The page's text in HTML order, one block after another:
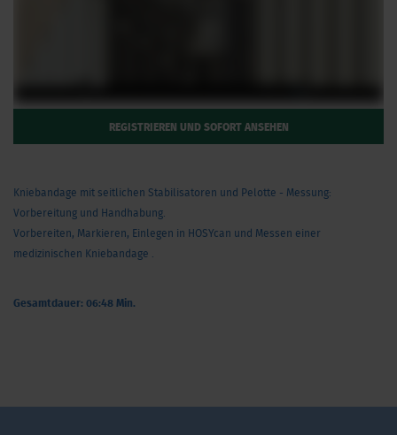
REGISTRIEREN UND SOFORT ANSEHEN
Kniebandage mit seitlichen Stabilisatoren und Pelotte - Messung:
Vorbereitung und Handhabung.
Vorbereiten, Markieren, Einlegen in HOSYcan und Messen einer
medizinischen Kniebandage .
Gesamtdauer: 06:48 Min.